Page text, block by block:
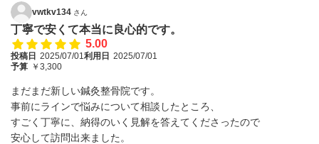
vwtkv134 さん
丁寧で安くて本当に良心的です。
5.00
投稿日 2025/07/01利用日 2025/07/01
予算 ￥3,300
まだまだ新しい鍼灸整骨院です。
事前にラインで悩みについて相談したところ、
すごく丁寧に、納得のいく見解を答えてくださったので
安心して訪問出来ました。